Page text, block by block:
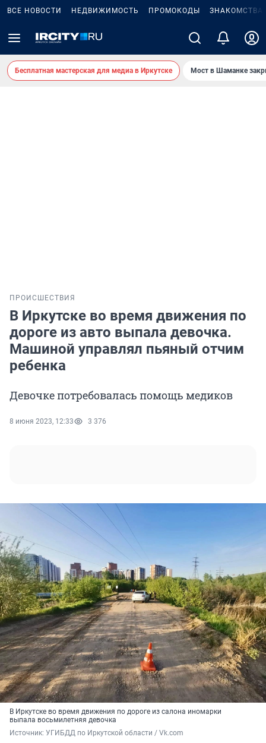
ВСЕ НОВОСТИ НЕДВИЖИМОСТЬ ПРОМОКОДЫ ЗНАКОМСТВА
Бесплатная мастерская для медиа в Иркутске Мост в Шаманке
ПРОИСШЕСТВИЯ
В Иркутске во время движения по
дороге из авто выпала девочка.
Машиной управлял пьяный отчим
ребенка
Девочке потребовалась помощь медиков
8 июня 2023, 12:33 3 376
В Иркутске во время движения по дороге из салона иномарки
выпала восьмилетняя девочка
Источник: УГИБДД по Иркутской области / Vk.com